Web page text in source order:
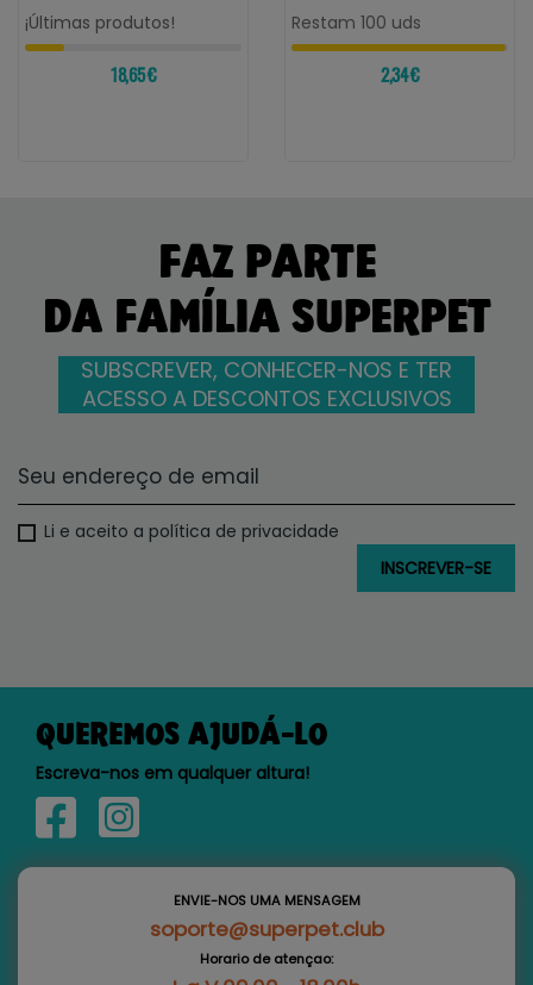
¡Últimas produtos!
18,65 €
Restam 100 uds
2,34 €
FAZ PARTE
DA FAMÍLIA SUPERPET
SUBSCREVER, CONHECER-NOS E TER
ACESSO A DESCONTOS EXCLUSIVOS
Li e aceito a política de privacidade
QUEREMOS AJUDÁ-LO
Escreva-nos em qualquer altura!
ENVIE-NOS UMA MENSAGEM
soporte@superpet.club
Horario de atençao: